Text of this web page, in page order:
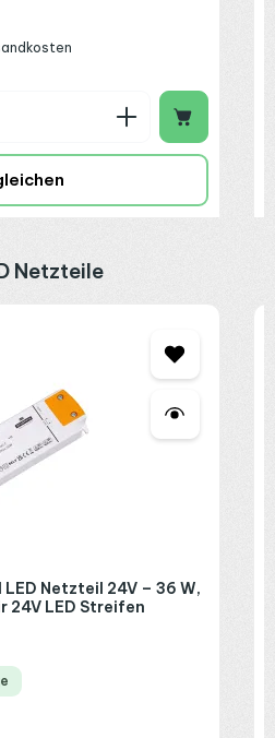
den gewünschten Wert
Netzteile
Netzteil 24V – 36 W,
24V LED Streifen